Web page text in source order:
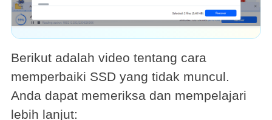
Berikut adalah video tentang cara
memperbaiki SSD yang tidak muncul.
Anda dapat memeriksa dan mempelajari
lebih lanjut: